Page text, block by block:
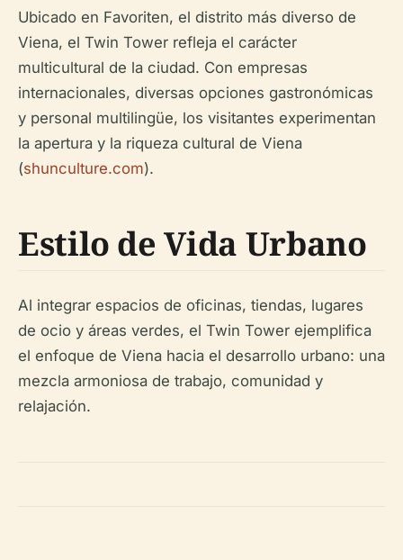
Ubicado en Favoriten, el distrito más diverso de
Viena, el Twin Tower refleja el carácter
multicultural de la ciudad. Con empresas
internacionales, diversas opciones gastronómicas
y personal multilingüe, los visitantes experimentan
la apertura y la riqueza cultural de Viena
(shunculture.com).
Estilo de Vida Urbano
Al integrar espacios de oficinas, tiendas, lugares
de ocio y áreas verdes, el Twin Tower ejemplifica
el enfoque de Viena hacia el desarrollo urbano: una
mezcla armoniosa de trabajo, comunidad y
relajación.